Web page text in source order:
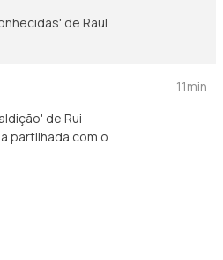
de Raul
de Rui
partilhada com o
11min